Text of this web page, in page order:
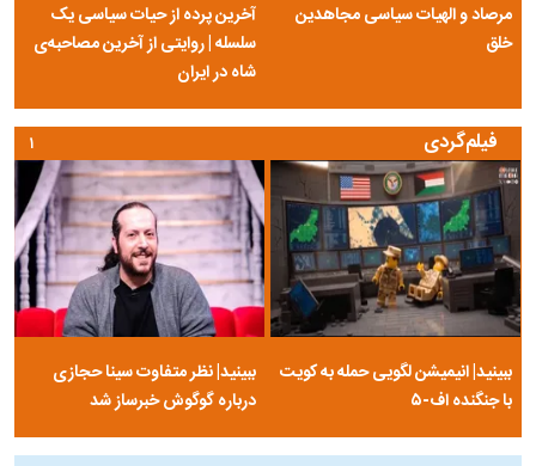
مرصاد و الهیات سیاسی مجاهدین
خلق
آخرین پرده از حیات سیاسی یک
سلسله | روایتی از آخرین مصاحبه‌ی
شاه در ایران
فیلم‌گردی
ببینید| انیمیشن لگویی حمله به کویت
با جنگنده اف-۵
ببینید| نظر متفاوت سینا حجازی
درباره گوگوش خبرساز شد
۱